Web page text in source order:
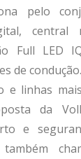
pelo
central
Full LED
de condução.
e linhas
da
e